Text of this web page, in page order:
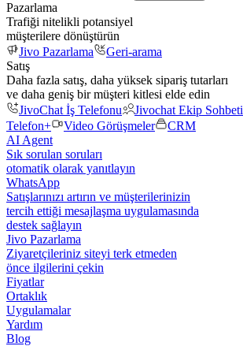
Pazarlama
Trafiği nitelikli potansiyel
müşterilere dönüştürün
Jivo Pazarlama
Geri-arama
Satış
Daha fazla satış, daha yüksek sipariş tutarları
ve daha geniş bir müşteri kitlesi elde edin
JivoChat İş Telefonu
Jivochat Ekip Sohbeti
Telefon+
Video Görüşmeler
CRM
AI Agent
Sık sorulan soruları
otomatik olarak yanıtlayın
WhatsApp
Satışlarınızı artırın ve müşterilerinizin
tercih ettiği mesajlaşma uygulamasında
destek sağlayın
Jivo Pazarlama
Ziyaretçileriniz siteyi terk etmeden
önce ilgilerini çekin
Fiyatlar
Ortaklık
Uygulamalar
Yardım
Blog